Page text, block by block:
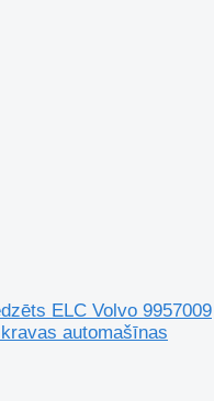
ELC Volvo 9957009
automašīnas